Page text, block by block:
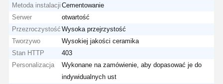
Metoda instalacji Cementowanie
Serwer
otwartość
Przezroczystość Wysoka przejrzystość
Tworzywo
Wysokiej jakości ceramika
Stan HTTP
403
Personalizacja
Wykonane na zamówienie, aby dopasować je do
indywidualnych ust